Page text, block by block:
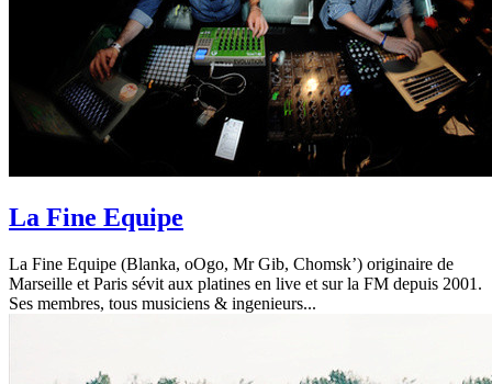
La Fine Equipe
La Fine Equipe (Blanka, oOgo, Mr Gib, Chomsk’) originaire de
Marseille et Paris sévit aux platines en live et sur la FM depuis 2001.
Ses membres, tous musiciens & ingenieurs...